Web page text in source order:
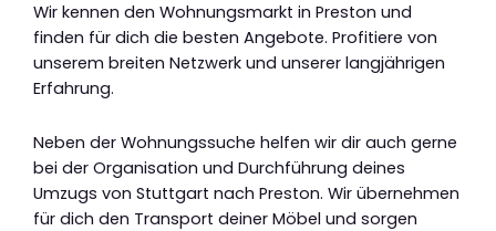
Wir kennen den Wohnungsmarkt in Preston und
finden für dich die besten Angebote. Profitiere von
unserem breiten Netzwerk und unserer langjährigen
Erfahrung.
Neben der Wohnungssuche helfen wir dir auch gerne
bei der Organisation und Durchführung deines
Umzugs von Stuttgart nach Preston. Wir übernehmen
für dich den Transport deiner Möbel und sorgen